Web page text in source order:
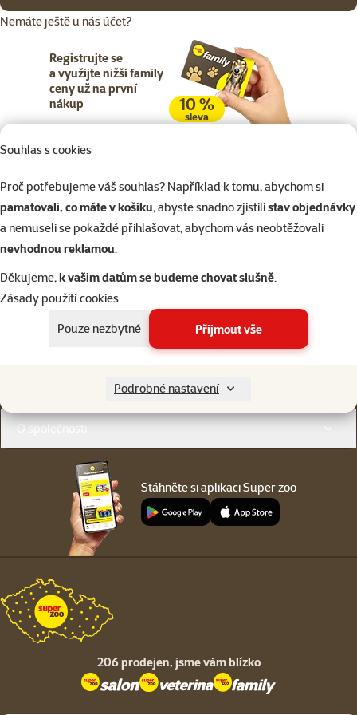
Souhlas s cookies
Proč potřebujeme váš souhlas? Například k tomu, abychom si
pamatovali, co máte v košíku, abyste snadno zjistilistav objednávky
a nemuseli se pokaždé přihlašovat, abychom vás neobtěžovali
nevhodnou reklamou.
Děkujeme,k vašim datům se budeme chovat slušně.
Zásady použití cookies
Pouze nezbytné
Přijmout vše
Podrobné nastavení
Nemáte ještě u nás účet?
Registrujte se
a využijte nižší family
ceny už na první
nákup
10 %
sleva
Napište nám
neboWhatsApp jsme vám blízko
O společnosti
Stáhněte si aplikaci Super zoo
206 prodejen, jsme vám blízko